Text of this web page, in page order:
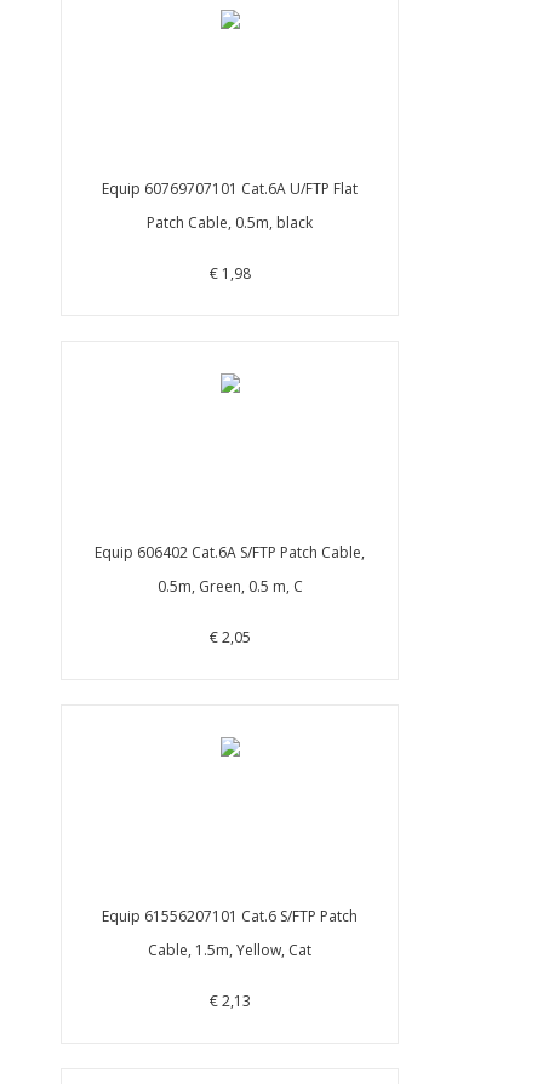
Equip 60769707101 Cat.6A U/FTP Flat
Patch Cable, 0.5m, black
€ 1,98
Equip 606402 Cat.6A S/FTP Patch Cable,
0.5m, Green, 0.5 m, C
€ 2,05
Equip 61556207101 Cat.6 S/FTP Patch
Cable, 1.5m, Yellow, Cat
€ 2,13